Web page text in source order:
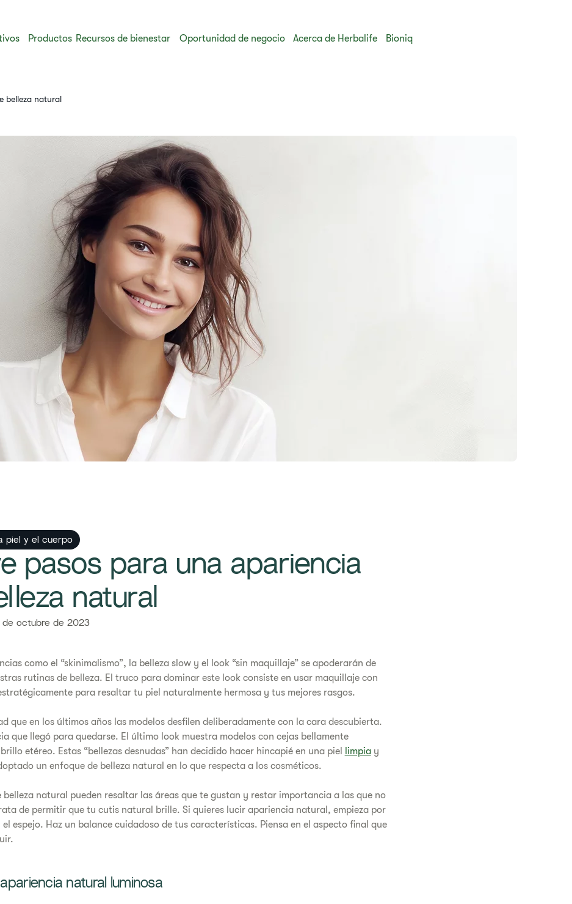
Productos Recursos de bienestar Oportunidad de negocio Acerca de Herbalife Bioniq
belleza natural​
piel y el cuerpo
pasos para una apariencia
natural​
de octubre de 2023
como el “skinimalismo”, la belleza slow y el look “sin maquillaje” se apoderarán de
rutinas de belleza. El truco para dominar este look consiste en usar maquillaje con
para resaltar tu piel naturalmente hermosa y tus mejores rasgos.
que en los últimos años las modelos desfilen deliberadamente con la cara descubierta.
que llegó para quedarse. El último look muestra modelos con cejas bellamente
etéreo. Estas “bellezas desnudas” han decidido hacer hincapié en una piel
limpiay
un enfoque de belleza natural en lo que respecta a los cosméticos.
belleza natural pueden resaltar las áreas que te gustan y restar importancia a las que no
de permitir que tu cutis natural brille. Si quieres lucir apariencia natural, empieza por
espejo. Haz un balance cuidadoso de tus características. Piensa en el aspecto final que
natural luminosa